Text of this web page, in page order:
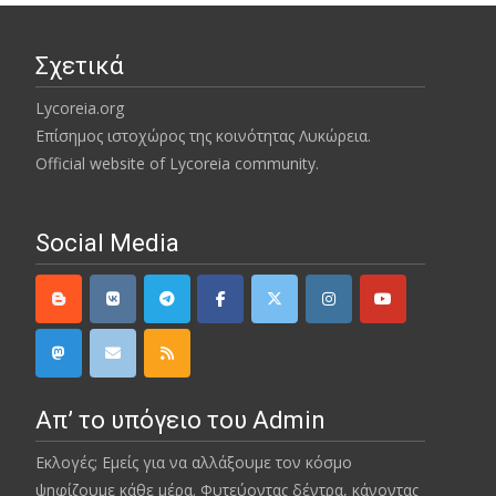
Σχετικά
Lycoreia.org
Επίσημος ιστοχώρος της κοινότητας Λυκώρεια.
Official website of Lycoreia community.
Social Media
Απ’ το υπόγειο του Admin
Εκλογές; Εμείς για να αλλάξουμε τον κόσμο
ψηφίζουμε κάθε μέρα. Φυτεύοντας δέντρα, κάνοντας